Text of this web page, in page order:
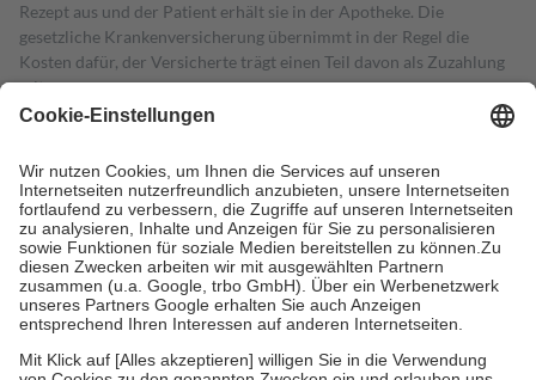
Rezept aus und der Patient erhält sie in der Apotheke. Die
gesetzliche Krankenversicherung übernimmt in der Regel die
Kosten dafür, der Versicherte trägt einen Teil davon als Zuzahlung
mit.
Grundsätzlich leisten Mitglieder Zuzahlungen in Höhe von zehn
höchstens zehn Euro.
Es sind jedoch nie mehr als die tatsächlichen
Kosten der Leistung zu entrichten.
Diese Regeln gelten grundsätzlich auch für Online-Apotheken.
Bei Heilmitteln und häuslicher Krankenpflege beträgt die
Zuzahlung zehn Prozent der Kosten sowie zehn Euro je
Verordnung.
Um das Engagement der Versicherten für ihre eigene Gesundheit zu
stärken und die besondere Stellung der Familie zu unterstützen,
fallenkeine Zuzahlungenan bei: